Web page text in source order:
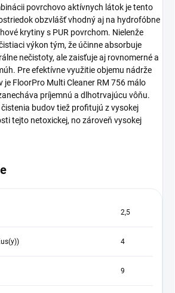
povrchovo aktívnych látok je tento
obzvlášť vhodný aj na hydrofóbne
krytiny s PUR povrchom. Nielenže
výkon tým, že účinne absorbuje
nečistoty, ale zaisťuje aj rovnomerné a
Pre efektívne využitie objemu nádrže
FloorPro Multi Cleaner RM 756 málo
príjemnú a dlhotrvajúcu vôňu.
budov tiež profitujú z vysokej
tejto netoxickej, no zároveň vysokej
2,5
4
9